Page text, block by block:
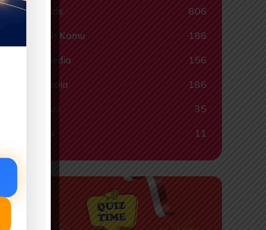
Smartkids
806
Tahukah Kamu
188
Tokohpedia
156
Videopedia
186
Informasi
35
Lainnya
11